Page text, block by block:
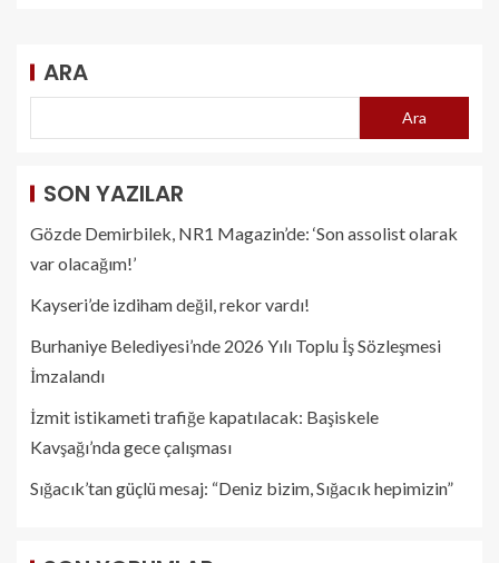
ARA
Ara
SON YAZILAR
Gözde Demirbilek, NR1 Magazin’de: ‘Son assolist olarak
var olacağım!’
Kayseri’de izdiham değil, rekor vardı!
Burhaniye Belediyesi’nde 2026 Yılı Toplu İş Sözleşmesi
İmzalandı
İzmit istikameti trafiğe kapatılacak: Başiskele
Kavşağı’nda gece çalışması
Sığacık’tan güçlü mesaj: “Deniz bizim, Sığacık hepimizin”